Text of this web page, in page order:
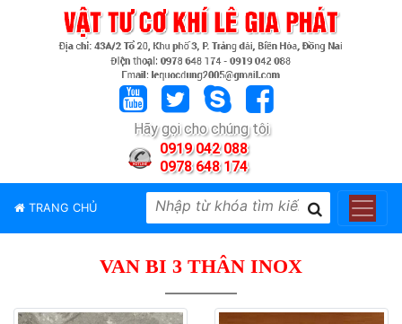
Hãy gọi cho chúng tôi
0919 042 088
0978 648 174
TRANG CHỦ
PHẨM
HIỆU
LIÊN
VAN BI 3 THÂN INOX